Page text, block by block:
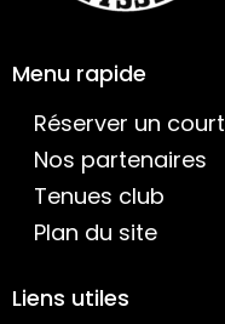
Menu rapide
Réserver un court
Nos partenaires
Tenues club
Plan du site
Liens utiles